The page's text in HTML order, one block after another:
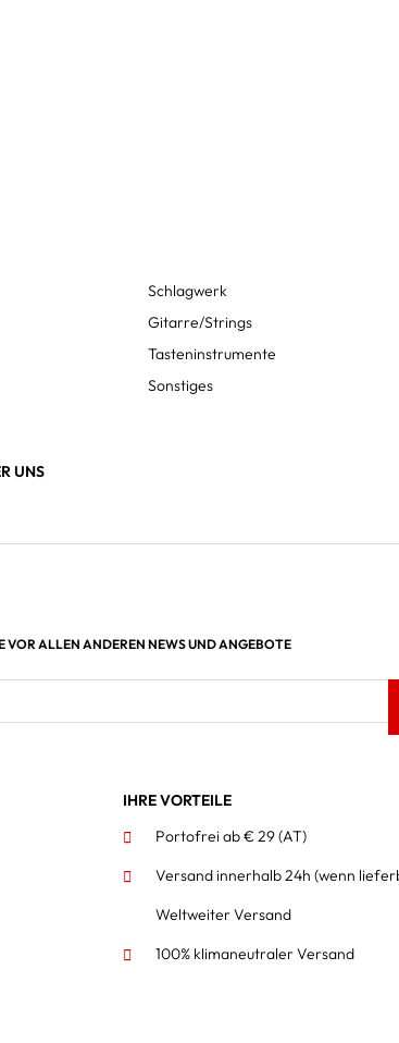
Schlagwerk
Gitarre/Strings
Tasteninstrumente
Sonstiges
UNS
VOR ALLEN ANDEREN NEWS UND ANGEBOTE
IHRE VORTEILE
Portofrei ab € 29 (AT)
Versand innerhalb 24h (wenn
Weltweiter Versand
100% klimaneutraler Versand